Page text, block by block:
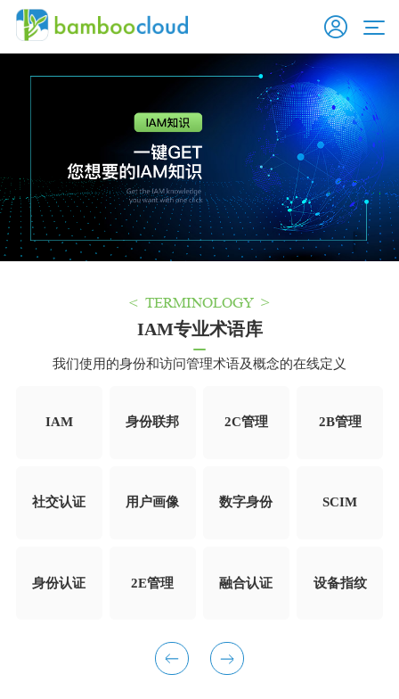
< TERMINOLOGY >
IAM专业术语库
我们使用的身份和访问管理术语及概念的在线定义
IAM 身份联邦 2C管理 2B管理
社交认证 用户画像 数字身份 SCIM
身份认证 2E管理 融合认证 设备指纹